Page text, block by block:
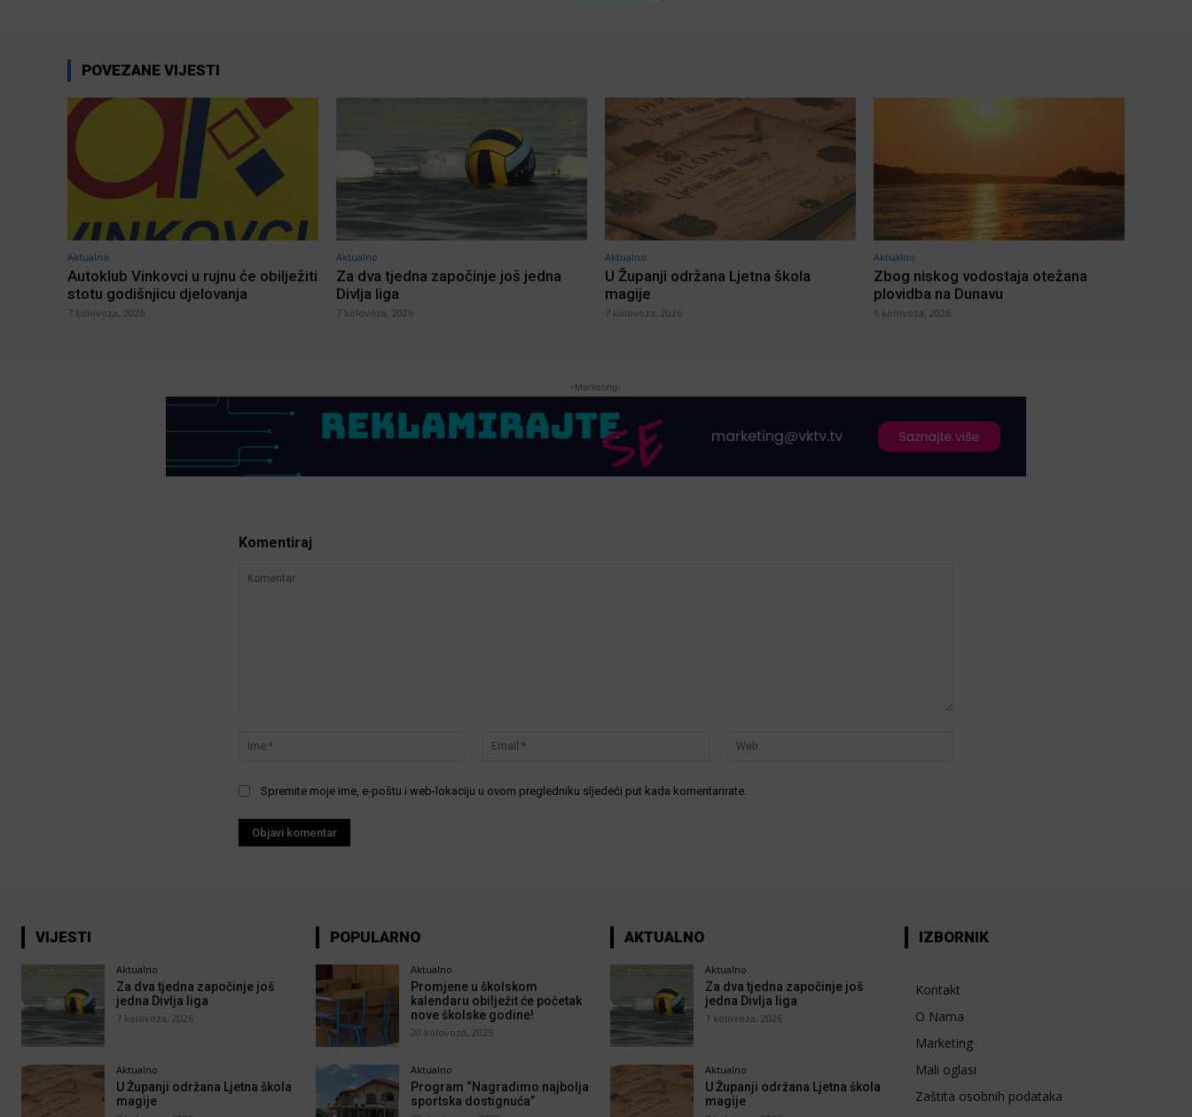
POVEZANE VIJESTI
Aktualno
Autoklub Vinkovci u rujnu će obilježiti
stotu godišnjicu djelovanja
7 kolovoza, 2026
Aktualno
Za dva tjedna započinje još jedna
Divlja liga
7 kolovoza, 2026
Aktualno
U Županji održana Ljetna škola
magije
7 kolovoza, 2026
Aktualno
Zbog niskog vodostaja otežana
plovidba na Dunavu
6 kolovoza, 2026
-Marketing-
Komentiraj
Ime:*
Email:*
Spremite moje ime, e-poštu i web-lokaciju u ovom pregledniku sljedeći put kada komentarirate.
VIJESTI
Aktualno
Za dva tjedna započinje još
jedna Divlja liga
7 kolovoza, 2026
Aktualno
U Županji održana Ljetna škola
magije
POPULARNO
Aktualno
Promjene u školskom
kalendaru obilježit će početak
nove školske godine!
20 kolovoza, 2025
Aktualno
Program “Nagradimo najbolja
sportska dostignuća”
AKTUALNO
Aktualno
Za dva tjedna započinje još
jedna Divlja liga
7 kolovoza, 2026
Aktualno
U Županji održana Ljetna škola
magije
IZBORNIK
Kontakt
O Nama
Marketing
Mali oglasi
Zaštita osobnih podataka